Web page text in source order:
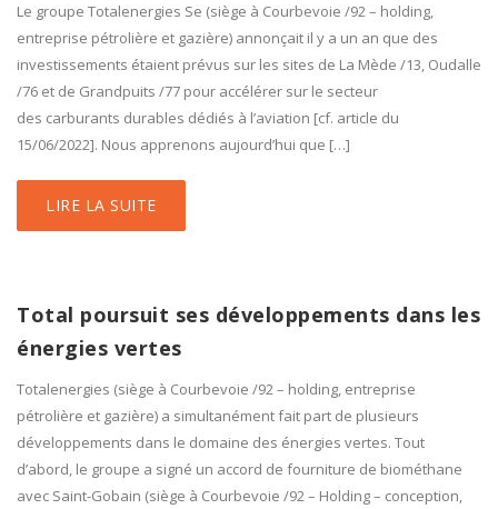
Le groupe Totalenergies Se (siège à Courbevoie /92 – holding,
entreprise pétrolière et gazière) annonçait il y a un an que des
investissements étaient prévus sur les sites de La Mède /13, Oudalle
/76 et de Grandpuits /77 pour accélérer sur le secteur
des carburants durables dédiés à l’aviation [cf. article du
15/06/2022]. Nous apprenons aujourd’hui que […]
LIRE LA SUITE
Total poursuit ses développements dans les
énergies vertes
Totalenergies (siège à Courbevoie /92 – holding, entreprise
pétrolière et gazière) a simultanément fait part de plusieurs
développements dans le domaine des énergies vertes. Tout
d’abord, le groupe a signé un accord de fourniture de biométhane
avec Saint-Gobain (siège à Courbevoie /92 – Holding – conception,